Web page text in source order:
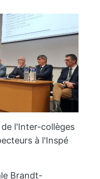
l'Inter-collèges
à l'Inspé
Brandt-